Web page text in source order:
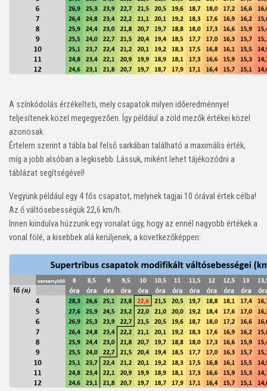
A színkódolás érzékelteti, mely csapatok milyen időeredménnyel
teljesítenek közel megegyezően. Így például a zöld mezők értékei közel
azonosak.
Értelem szerint a tábla bal felső sarkában található a maximális érték,
míg a jobb alsóban a legkisebb. Lássuk, miként lehet tájékozódni a
táblázat segítségével!
Vegyünk például egy 4 fős csapatot, melynek tagjai 10 órával értek célba!
Az ő váltósebességük 22,6 km/h.
Innen kiindulva húzzunk egy vonalat úgy, hogy az ennél nagyobb értékek a
vonal fölé, a kisebbek alá kerüljenek, a következőképpen: